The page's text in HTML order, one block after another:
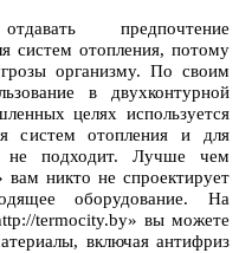
предпочтение
систем отопления, потому
организму. По своим
в двухконтурной
целях используется
систем отопления и для
не подходит. Лучше чем
вам никто не спроектирует
оборудование. На
termocity.by» вы можете
включая антифриз